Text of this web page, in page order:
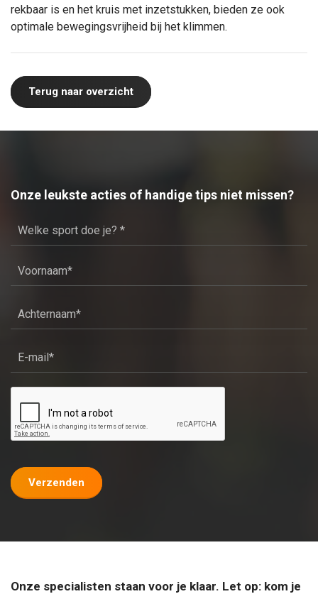
rekbaar is en het kruis met inzetstukken, bieden ze ook
optimale bewegingsvrijheid bij het klimmen.
Terug naar overzicht
Onze leukste acties of handige tips niet missen?
Verzenden
Onze specialisten staan voor je klaar. Let op: kom je